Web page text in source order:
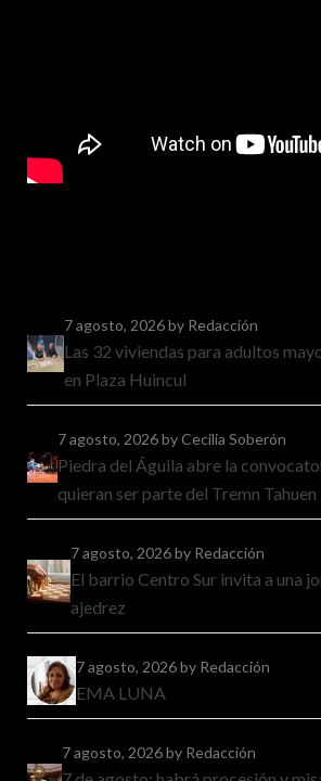
7 agosto, 2026by Redacción
Las 32 viviendas para adultos
en Plaza Huincul
7 agosto, 2026by Cecilia Soberón
Piedra del Águila abre la
quieran ser parte del Tremn Tahuen
7 agosto, 2026by Redacción
El barrio Centro Sur invita a una
ajedrez
7 agosto, 2026by Redacción
EMA LUNA
7 agosto, 2026by Redacción